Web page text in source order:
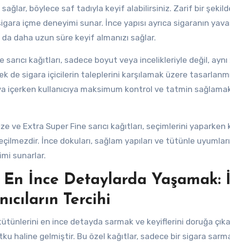
böylece saf tadıyla keyif alabilirsiniz. Zarif bir şekilde
içme deneyimi sunar. İnce yapısı ayrıca sigaranın
da daha uzun süre keyif almanızı sağlar.
sarıcı kağıtları, sadece boyut veya incelikleriyle değil,
de sigara içicilerin taleplerini karşılamak üzere
içerken kullanıcıya maksimum kontrol ve tatmin
ve Extra Super Fine sarıcı kağıtları, seçimlerini yaparken
İnce dokuları, sağlam yapıları ve tütünle
sunarlar.
İnce Detaylarda Yaşamak:
Tercihi
en ince detayda sarmak ve keyiflerini doruğa
haline gelmiştir. Bu özel kağıtlar, sadece bir sigara